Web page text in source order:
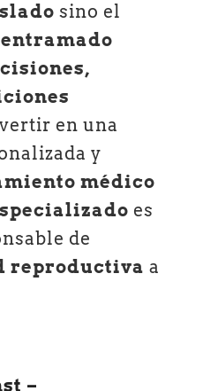
sino el
en una
y
médico
es
de
reproductiva a
–